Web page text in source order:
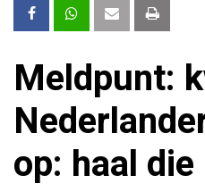
Meldpunt:
op: haal